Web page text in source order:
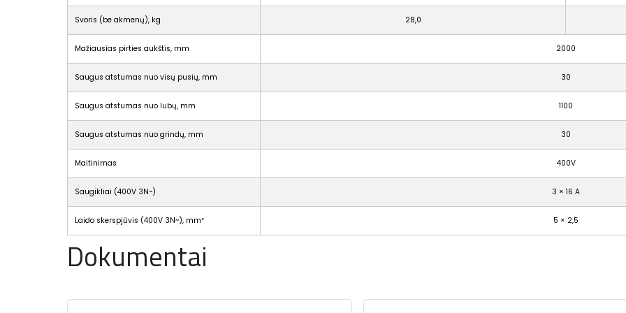
Svoris (be akmenų), kg 28,0
Mažiausias pirties aukštis, mm 2000
Saugus atstumas nuo visų pusių, mm 30
Saugus atstumas nuo lubų, mm 1100
Saugus atstumas nuo grindų, mm 30
Maitinimas 400V
Saugikliai (400V 3N~) 3 × 16 A
Laido skerspjūvis (400V 3N~), mm² 5 × 2,5
Dokumentai